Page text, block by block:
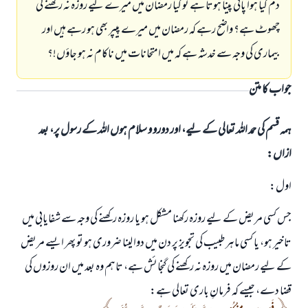
دم کیا ہوا پانی پینا ہوتا ہے تو کیا رمضان میں میرے لیے روزہ نہ رکھنے کی
چھوٹ ہے؟ واضح رہے کہ رمضان میں میرے پیپر بھی ہو رہے ہیں اور
بیماری کی وجہ سے خدشہ ہے کہ میں امتحانات میں ناکام نہ ہو جاؤں!؟
جواب کا متن
ہمہ قسم کی حمد اللہ تعالی کے لیے، اور دورو و سلام ہوں اللہ کے رسول پر، بعد
ازاں:
اول:
جس کسی مریض کے لیے روزہ رکھنا مشکل ہو یا روزہ رکھنے کی وجہ سے شفایابی میں
تاخیر ہو، یا کسی ماہر طبیب کی تجویز پر دن میں دوا لینا ضروری ہو تو پھر ایسے مریض
کے لیے رمضان میں روزہ نہ رکھنے کی گنجائش ہے، تاہم وہ بعد میں ان روزوں کی
قضا دے، جیسے کہ فرمانِ باری تعالی ہے: